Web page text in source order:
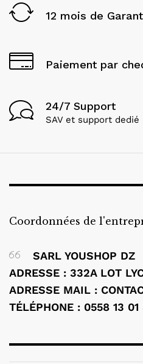
12 mois de
Paiement par
24/7 Support
SAV et support dedié
Coordonnées de
SARL YOUSHOP DZ
ADRESSE : 332A LOT
ADRESSE MAIL :
TÉLÉPHONE : 0558 13 01